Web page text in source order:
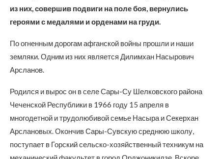
из них, совершив подвиги на поле боя, вернулись
героями с медалями и орденами на груди.
По огненным дорогам афганской войны прошли и наши
земляки. Одним из них является Дилимхан Насырович
Арсланов.
Родился и вырос он в селе Сары-Су Шелковского района
Чеченской Республики в 1966 году 15 апреля в
многодетной и трудолюбивой семье Насыра и Секерхан
Арслановых. Окончив Сары-Сувскую среднюю школу,
поступает в Горский сельско-хозяйственный техникум на